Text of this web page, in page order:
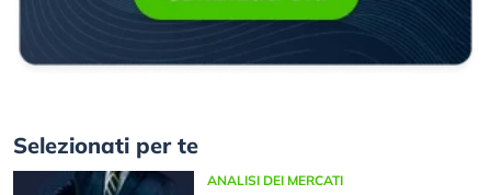
Selezionati per te
ANALISI DEI MERCATI